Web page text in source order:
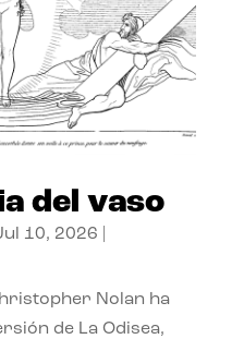
del vaso
10, 2026
Nolan ha
de La Odisea,